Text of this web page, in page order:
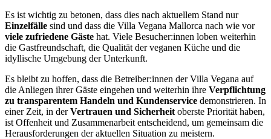
Es ist wichtig zu betonen, dass dies nach aktuellem Stand nur
Einzelfälle sind und dass die Villa Vegana Mallorca nach wie vor
viele zufriedene Gäste hat. Viele Besucher:innen loben weiterhin
die Gastfreundschaft, die Qualität der veganen Küche und die
idyllische Umgebung der Unterkunft.
Es bleibt zu hoffen, dass die Betreiber:innen der Villa Vegana auf
die Anliegen ihrer Gäste eingehen und weiterhin ihre Verpflichtung
zu transparentem Handeln und Kundenservice demonstrieren. In
einer Zeit, in derVertrauen und Sicherheit oberste Priorität haben,
ist Offenheit und Zusammenarbeit entscheidend, um gemeinsam die
Herausforderungen der aktuellen Situation zu meistern.